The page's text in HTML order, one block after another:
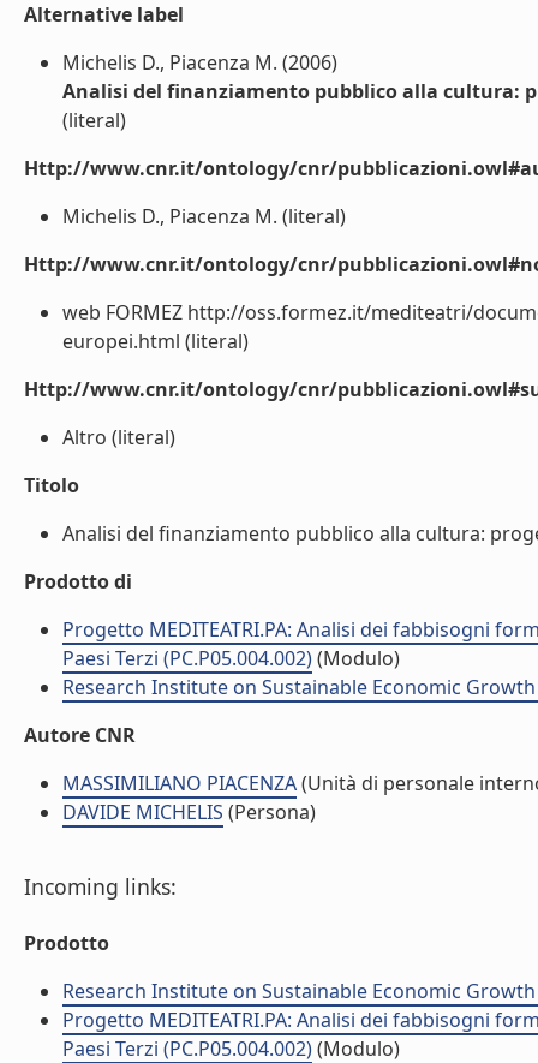
Alternative label
Michelis D., Piacenza M. (2006)
Analisi del finanziamento pubblico alla cultura:
(literal)
Http://www.cnr.it/ontology/cnr/
Michelis D., Piacenza M. (literal)
Http://www.cnr.it/ontology/cnr/
web FORMEZ http://oss.formez.it/mediteatri/
europei.html (literal)
Http://www.cnr.it/ontology/cnr/
Altro (literal)
Titolo
Analisi del finanziamento pubblico alla cultura:
Prodotto di
Progetto MEDITEATRI.PA: Analisi dei fabbisogni
Paesi Terzi (PC.P05.004.002)(Modulo)
Research Institute on Sustainable Economic Growth
Autore CNR
MASSIMILIANO PIACENZA(Unità di personale
DAVIDE MICHELIS (Persona)
Incoming links:
Prodotto
Research Institute on Sustainable Economic Growth
Progetto MEDITEATRI.PA: Analisi dei fabbisogni
Paesi Terzi (PC.P05.004.002)(Modulo)